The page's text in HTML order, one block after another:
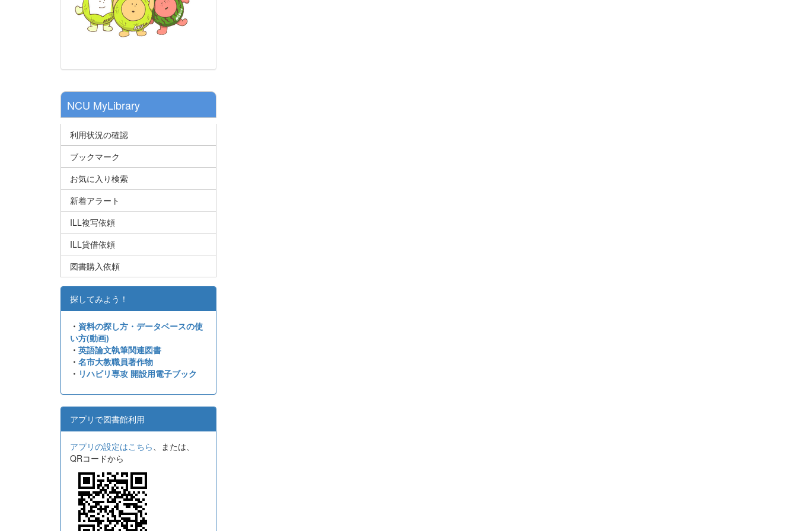
NCU MyLibrary
利用状況の確認
ブックマーク
お気に入り検索
新着アラート
ILL複写依頼
ILL貸借依頼
図書購入依頼
探してみよう！
・ 資料の探し方・データベースの使
い方(動画)
・ 英語論文執筆関連図書
・ 名市大教職員著作物
・ リハビリ専攻 開設用電子ブック
アプリで図書館利用
アプリの設定はこちら、または、
QRコードから